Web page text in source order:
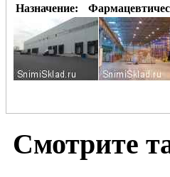
Назначение:
Смотрите